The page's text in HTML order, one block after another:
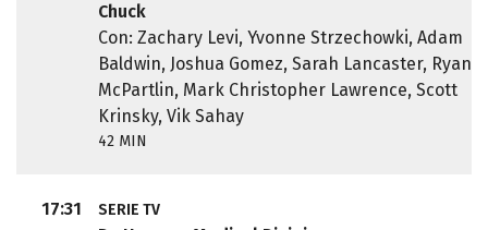
Chuck
Con: Zachary Levi, Yvonne Strzechowki, Adam
Baldwin, Joshua Gomez, Sarah Lancaster, Ryan
McPartlin, Mark Christopher Lawrence, Scott
Krinsky, Vik Sahay
42 MIN
17:31 SERIE TV